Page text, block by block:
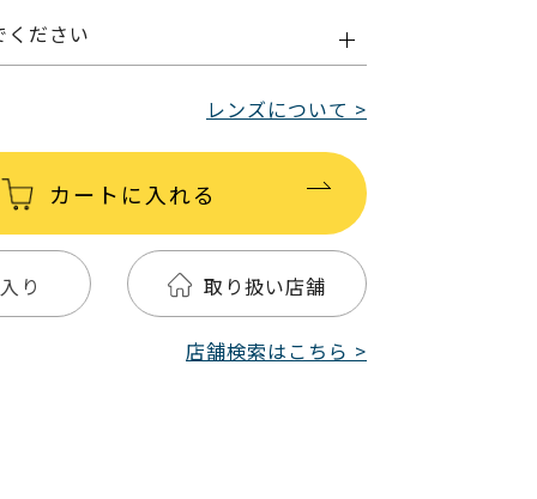
ください
レンズについて >
カートに入れる
り 取り扱い店舗
店舗検索はこちら >